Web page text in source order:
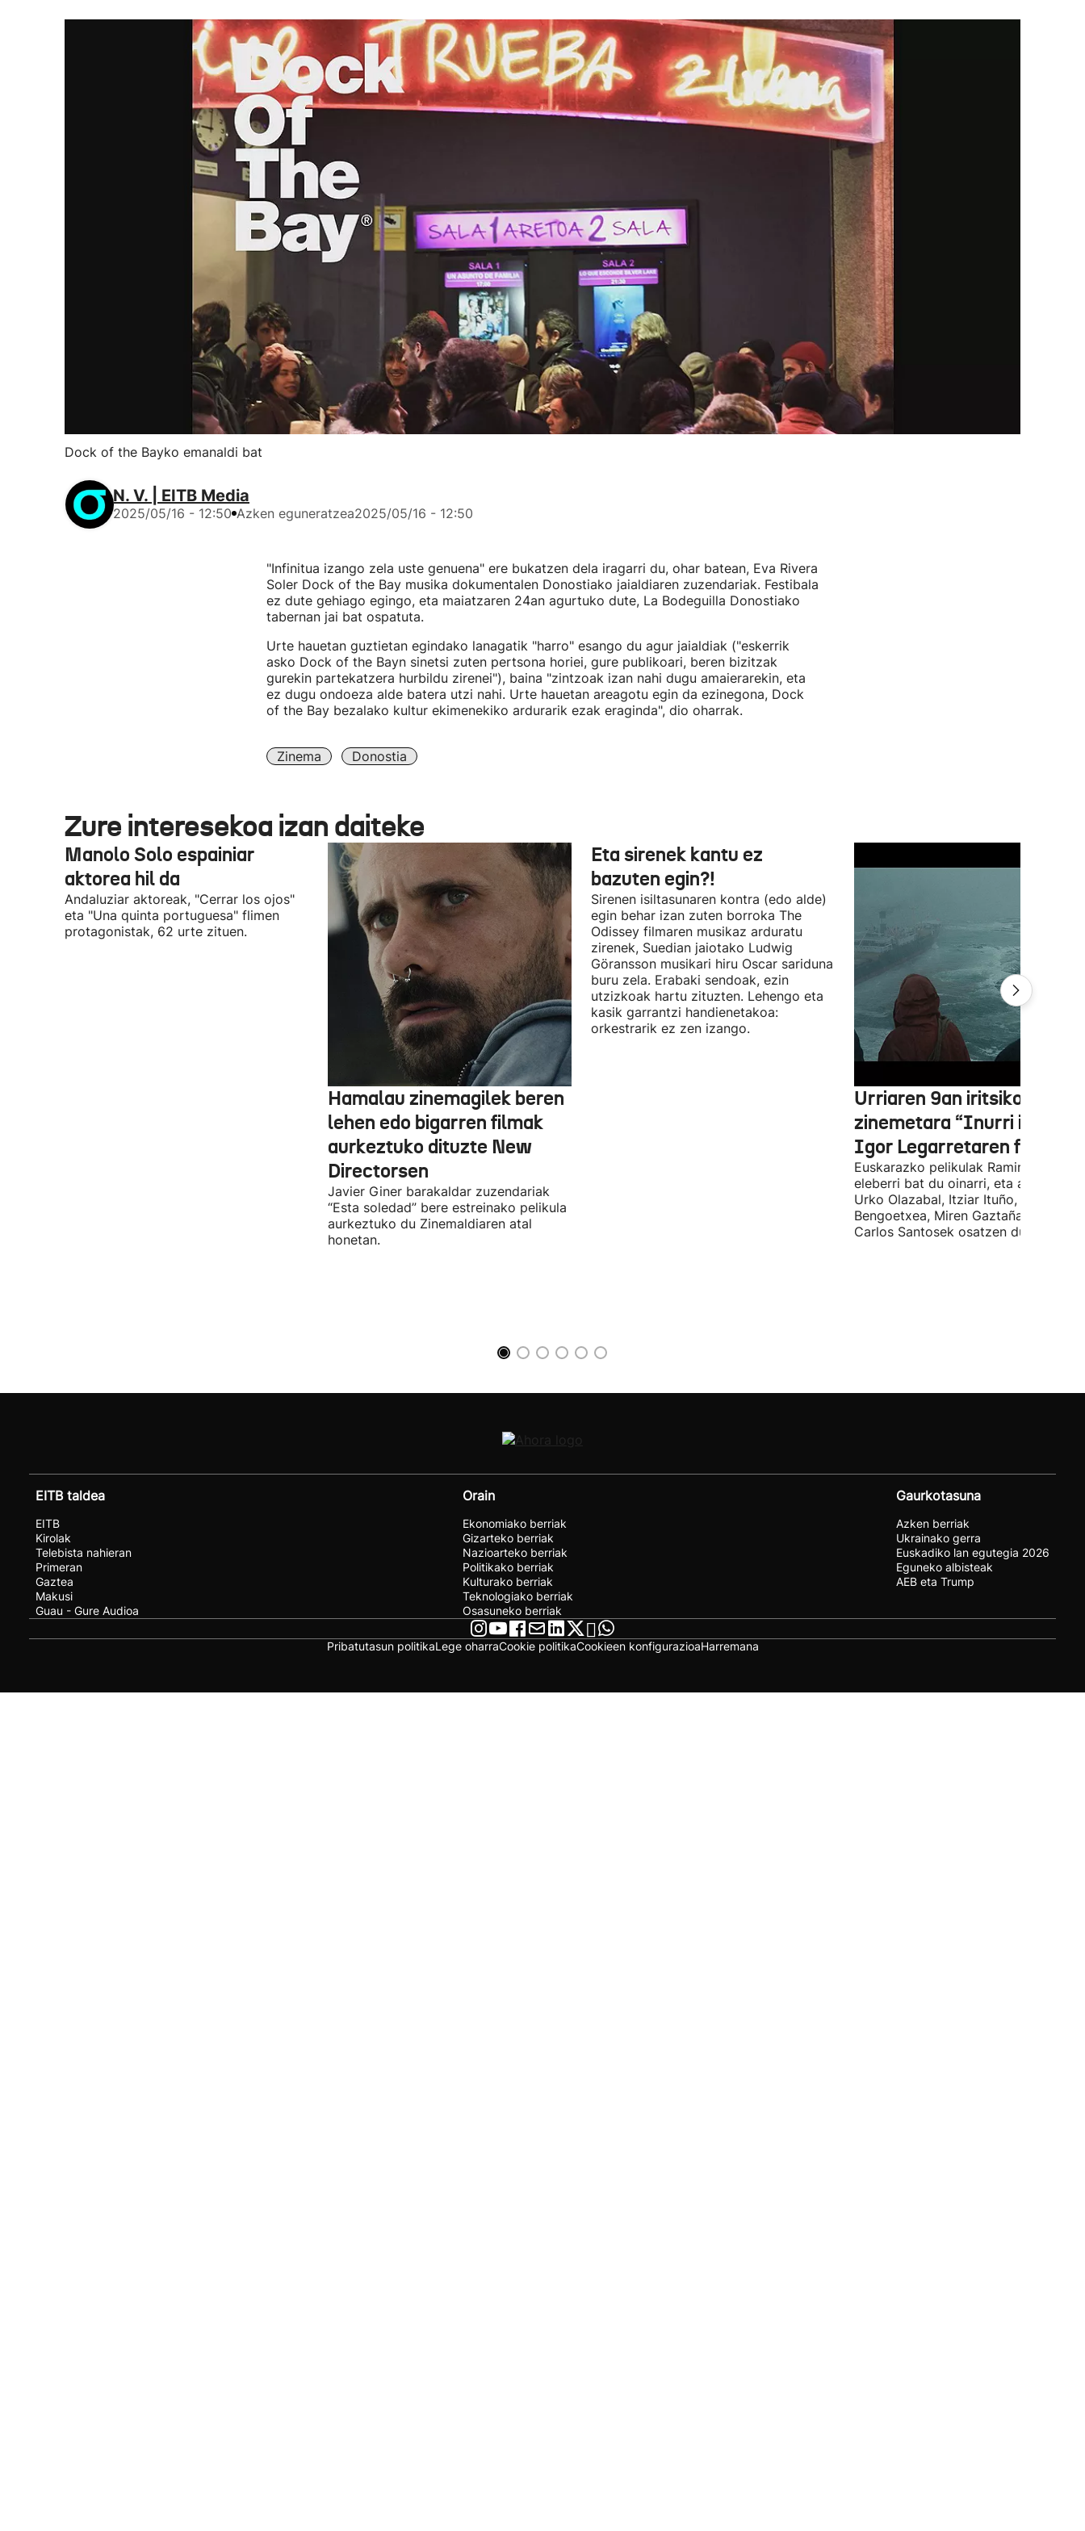
Dock of the Bayko emanaldi bat
N. V. | EITB Media
2025/05/16 - 12:50 Azken eguneratzea2025/05/16 - 12:50
"Infinitua izango zela uste genuena" ere bukatzen dela iragarri du, ohar batean, Eva Rivera
Soler Dock of the Bay musika dokumentalen Donostiako jaialdiaren zuzendariak. Festibala
ez dute gehiago egingo, eta maiatzaren 24an agurtuko dute, La Bodeguilla Donostiako
tabernan jai bat ospatuta.
Urte hauetan guztietan egindako lanagatik "harro" esango du agur jaialdiak ("eskerrik
asko Dock of the Bayn sinetsi zuten pertsona horiei, gure publikoari, beren bizitzak
gurekin partekatzera hurbildu zirenei"), baina "zintzoak izan nahi dugu amaierarekin, eta
ez dugu ondoeza alde batera utzi nahi. Urte hauetan areagotu egin da ezinegona, Dock
of the Bay bezalako kultur ekimenekiko ardurarik ezak eraginda", dio oharrak.
Zinema Donostia
Zure interesekoa izan daiteke
Manolo Solo espainiar
aktorea hil da
Andaluziar aktoreak, "Cerrar los ojos"
eta "Una quinta portuguesa" flimen
protagonistak, 62 urte zituen.
Hamalau zinemagilek beren
lehen edo bigarren filmak
aurkeztuko dituzte New
Directorsen
Javier Giner barakaldar zuzendariak
“Esta soledad” bere estreinako pelikula
aurkeztuko du Zinemaldiaren atal
honetan.
Eta sirenek kantu ez
bazuten egin?!
Sirenen isiltasunaren kontra (edo alde)
egin behar izan zuten borroka The
Odissey filmaren musikaz arduratu
zirenek, Suedian jaiotako Ludwig
Göransson musikari hiru Oscar sariduna
buru zela. Erabaki sendoak, ezin
utzizkoak hartu zituzten. Lehengo eta
kasik garrantzi handienetakoa:
orkestrarik ez zen izango.
Urriaren 9an iritsiko da
zinemetara “Inurri itsuak”
Igor Legarretaren filma
Euskarazko pelikulak Ramiro
eleberri bat du oinarri, eta
Urko Olazabal, Itziar Ituño, Josean
Bengoetxea, Miren Gaztañaga eta
Carlos Santosek osatzen dute.
EITB taldea
EITB
Kirolak
Telebista nahieran
Primeran
Gaztea
Makusi
Guau - Gure Audioa
Orain
Ekonomiako berriak
Gizarteko berriak
Nazioarteko berriak
Politikako berriak
Kulturako berriak
Teknologiako berriak
Osasuneko berriak
Gaurkotasuna
Azken berriak
Ukrainako gerra
Euskadiko lan egutegia 2026
Eguneko albisteak
AEB eta Trump
Pribatutasun politikaLege oharraCookie politikaCookieen konfigurazioaHarremana